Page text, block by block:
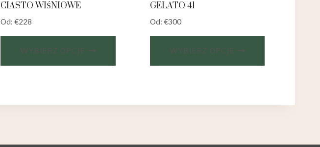
CIASTO WIŚNIOWE
Od: €228
WYBIERZ OPCJE
GELATO 41
Od: €300
WYBIERZ OPCJE